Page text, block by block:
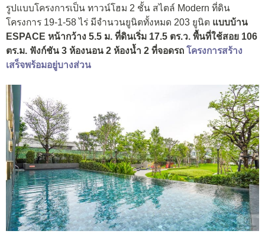
รูปแบบโครงการเป็น ทาวน์โฮม 2 ชั้น สไตล์ Modern ที่ดิน
โครงการ 19-1-58 ไร่ มีจำนวนยูนิตทั้งหมด 203 ยูนิต แบบบ้าน
ESPACE หน้ากว้าง 5.5 ม. ที่ดินเริ่ม 17.5 ตร.ว. พื้นที่ใช้สอย 106
ตร.ม. ฟังก์ชัน 3 ห้องนอน 2 ห้องน้ำ 2 ที่จอดรถ โครงการสร้าง
เสร็จพร้อมอยู่บางส่วน